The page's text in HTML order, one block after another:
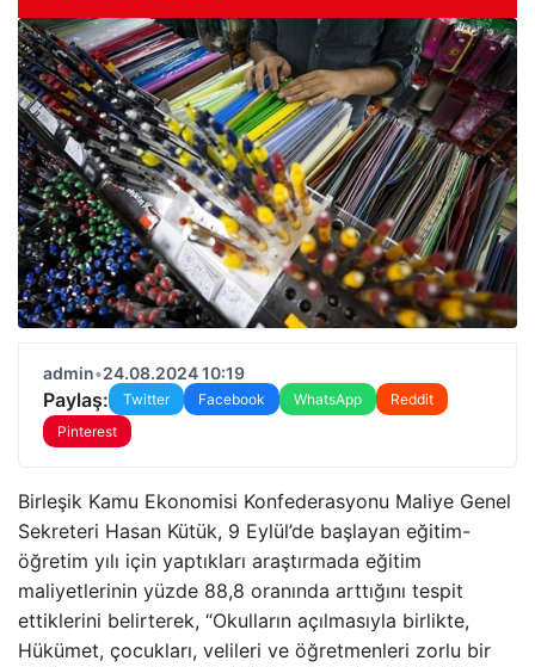
admin•24.08.2024 10:19
Paylaş: Twitter Facebook WhatsApp
Reddit
Pinterest
Birleşik Kamu Ekonomisi Konfederasyonu Maliye Genel
Sekreteri Hasan Kütük, 9 Eylül’de başlayan eğitim-
öğretim yılı için yaptıkları araştırmada eğitim
maliyetlerinin yüzde 88,8 oranında arttığını tespit
ettiklerini belirterek, “Okulların açılmasıyla birlikte,
Hükümet, çocukları, velileri ve öğretmenleri zorlu bir